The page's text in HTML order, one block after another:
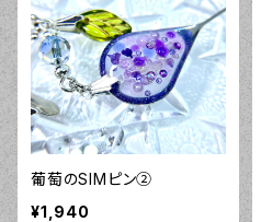
葡萄のSIMピン②
¥1,940